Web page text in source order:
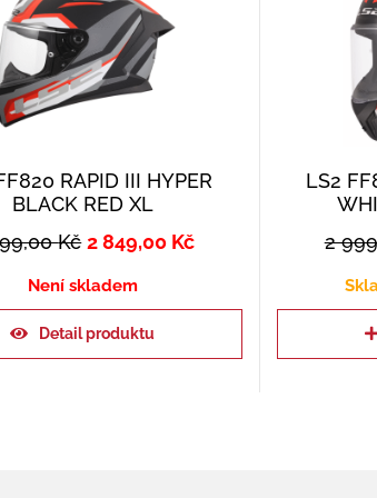
RAPID III HYPER
BLACK RED XL
Kč 2 849,00 Kč
Není skladem
Detail produktu
LS2
2